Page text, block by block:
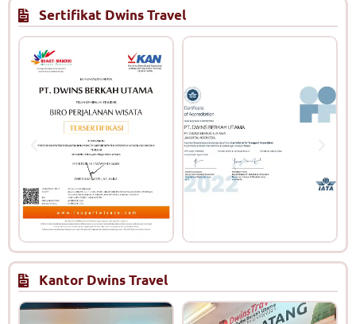
Sertifikat Dwins Travel
Kantor Dwins Travel